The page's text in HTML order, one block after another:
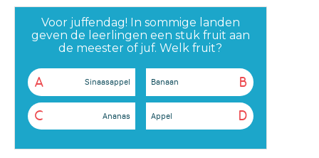
Voor juffendag! In sommige landen
geven de leerlingen een stuk fruit aan
de meester of juf. Welk fruit?
A Sinaasappel B
Banaan
C Ananas D
Appel